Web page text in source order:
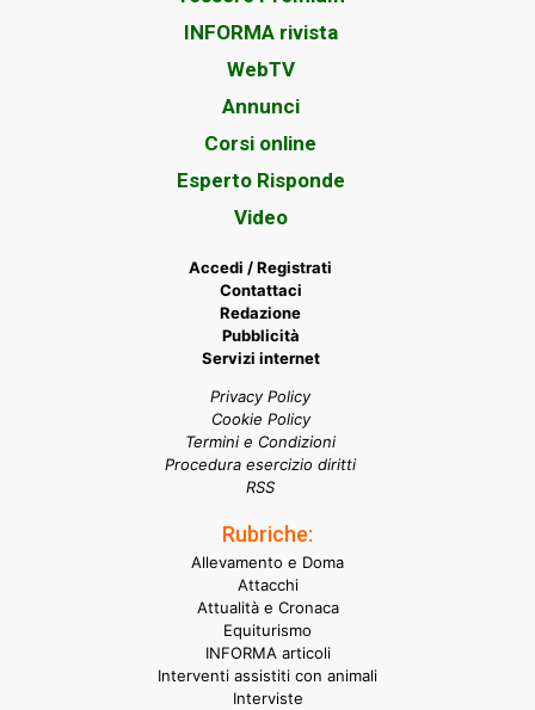
INFORMA rivista
WebTV
Annunci
Corsi online
Esperto Risponde
Video
Accedi / Registrati
Contattaci
Redazione
Pubblicità
Servizi internet
Privacy Policy
Cookie Policy
Termini e Condizioni
Procedura esercizio diritti
RSS
Rubriche:
Allevamento e Doma
Attacchi
Attualità e Cronaca
Equiturismo
INFORMA articoli
Interventi assistiti con animali
Interviste